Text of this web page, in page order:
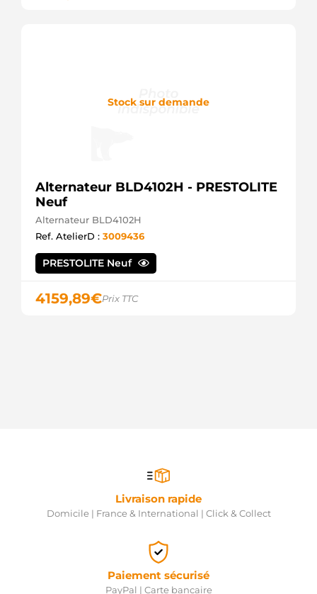
Stock sur demande
Alternateur BLD4102H - PRESTOLITE
Neuf
Alternateur BLD4102H
Ref. AtelierD : 3009436
PRESTOLITE Neuf
4159,89€Prix TTC
Livraison rapide
Domicile | France & International | Click & Collect
Paiement sécurisé
PayPal | Carte bancaire